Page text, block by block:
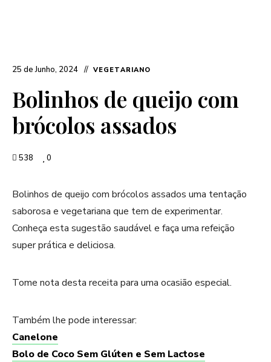
25 de Junho, 2024 VEGETARIANO
Bolinhos de queijo com
brócolos assados
538 0
Bolinhos de queijo com brócolos assados uma tentação
saborosa e vegetariana que tem de experimentar.
Conheça esta sugestão saudável e faça uma refeição
super prática e deliciosa.
Tome nota desta receita para uma ocasião especial.
Também lhe pode interessar:
Canelone
Bolo de Coco Sem Glúten e Sem Lactose